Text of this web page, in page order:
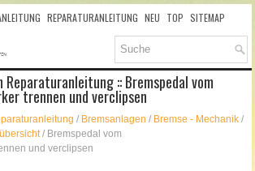
REPARATURANLEITUNG NEU TOP SITEMAP
Reparaturanleitung :: Bremspedal vom
trennen und verclipsen
/ Bremsanlagen / Bremse - Mechanik /
/ Bremspedal vom
und verclipsen